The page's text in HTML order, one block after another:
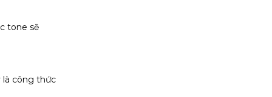
tone sẽ
là công thức